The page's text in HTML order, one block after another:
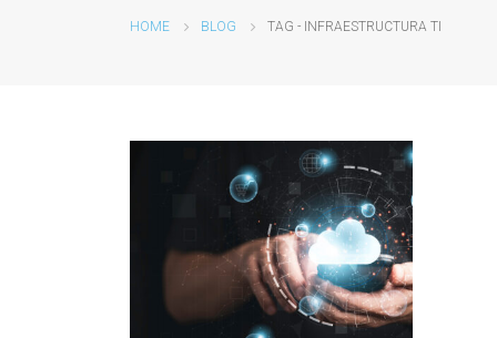
HOME BLOG TAG - INFRAESTRUCTURA TI